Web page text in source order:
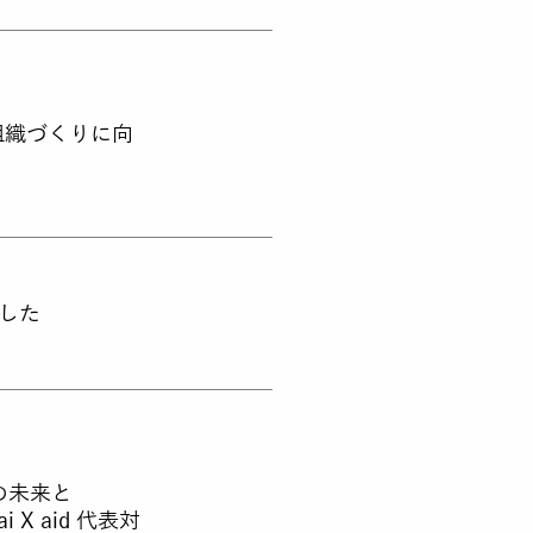
づくりに向
た
と
代表対